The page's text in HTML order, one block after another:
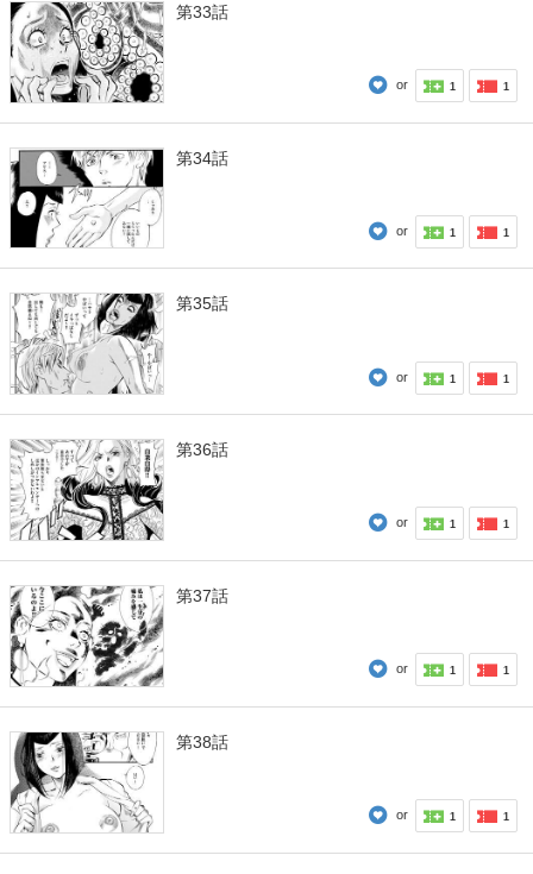
第33話
or 1 1
第34話
or 1 1
第35話
or 1 1
第36話
or 1 1
第37話
or 1 1
第38話
or 1 1